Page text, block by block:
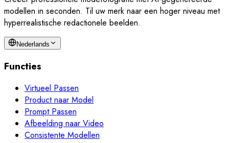
modellen in seconden. Til uw merk naar een hoger niveau met
hyperrealistische redactionele beelden.
Nederlands
Functies
Virtueel Passen
Product naar Model
Prompt Passen
Afbeelding naar Video
Consistente Modellen